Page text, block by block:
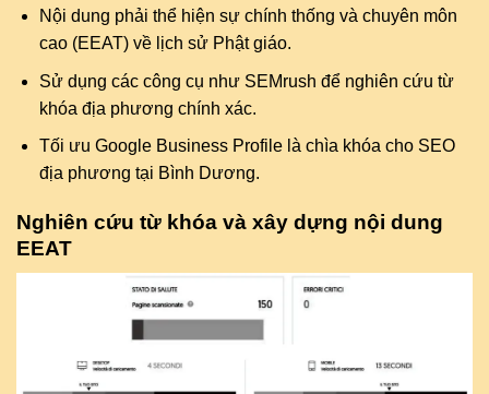
Nội dung phải thể hiện sự chính thống và chuyên môn
cao (EEAT) về lịch sử Phật giáo.
Sử dụng các công cụ như SEMrush để nghiên cứu từ
khóa địa phương chính xác.
Tối ưu Google Business Profile là chìa khóa cho SEO
địa phương tại Bình Dương.
Nghiên cứu từ khóa và xây dựng nội dung
EEAT